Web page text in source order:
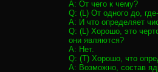
A: От чего к чему?
Q: (L) От одного до,
A: И что определяет
Q: (L) Хорошо, это
они являются?
A: Нет.
Q: (T) Хорошо, что
A: Возможно, состав